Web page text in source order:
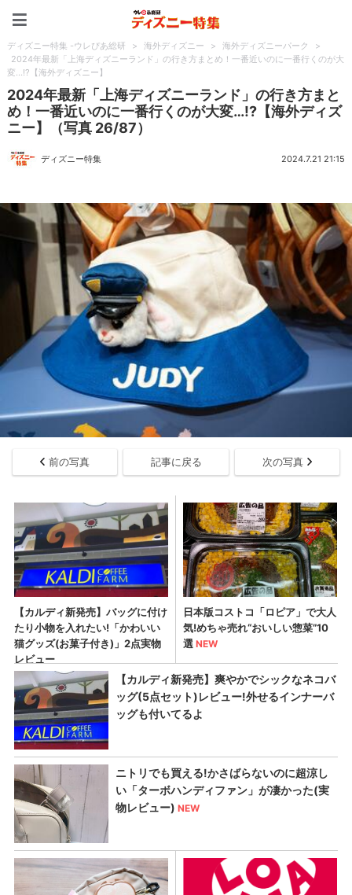
ディズニー特集 -ウレぴあ総研 > 海外ディズニー > 海外ディズニーパーク
>
2024年最新「上海ディズニーランド」の行き方まとめ！一番近いのに一番行くのが大
変…!?【海外ディズニー】
2024年最新「上海ディズニーランド」の行き方まと
め！一番近いのに一番行くのが大変…!?【海外ディズ
ニー】（写真 26/87）
ディズニー特集 2024.7.21 21:15
前の写真 記事に戻る 次の写真